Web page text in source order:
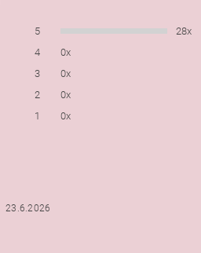
5
28x
4
0x
3
0x
2
0x
1
0x
23.6.2026